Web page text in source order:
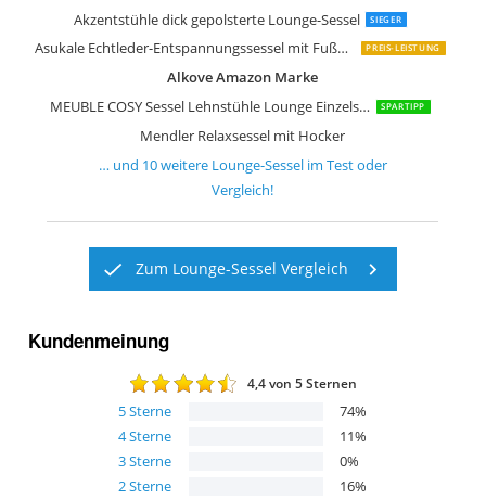
Akzentstühle dick gepolsterte Lounge-Sessel SIEGER
Asukale Echtleder-Entspannungssessel mit Fußhocker PREIS-LEISTUNG
Alkove Amazon Marke
MEUBLE COSY Sessel Lehnstühle Lounge Einzelsofa
SPARTIPP
Mendler Relaxsessel mit Hocker
le canapé Loungesessel drehbar
SPACEREBELS Sessel Wohnzimmer
Cavadore XXL-Sessel Assado Großer
Kare Design Relaxsessel Lazy Samt
Moderner Akzentstuhl und Ottomane
Kare Design Sessel Tudor Velvet
Bequemer Stoff-Lounge-Sessel
Generisch PU Leder Akzentstuhl
Atlantic Home Collection BEN Sessel
… und 10weitere Lounge-Sesselim Test oder
Vergleich!
Zum Lounge-Sessel Vergleich
Kundenmeinung
4,4von 5 Sternen
5Sterne 74%
4Sterne 11%
3Sterne 0%
2Sterne 16%